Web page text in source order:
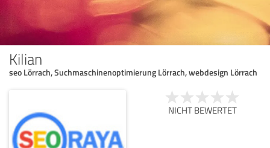
Kilian
seo Lörrach, Suchmaschinenoptimierung Lörrach, webdesign Lörrach
NICHT BEWERTET